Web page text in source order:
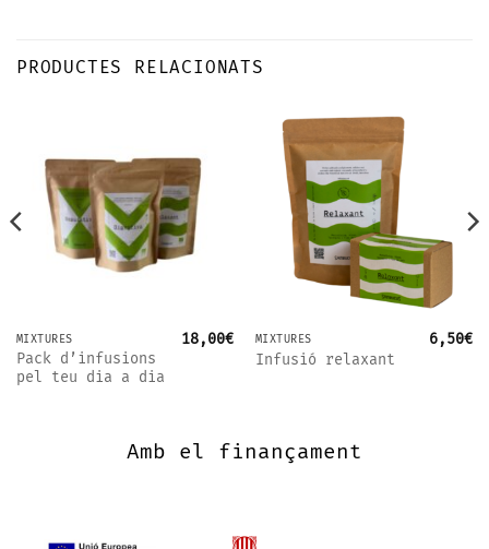
PRODUCTES RELACIONATS
MIXTURES
Pack d’infusions
pel teu dia a dia
18,00€ MIXTURES
Infusió relaxant
6,50€
Amb el finançament